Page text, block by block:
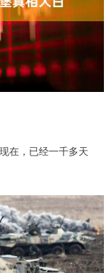
在，已经一千多天